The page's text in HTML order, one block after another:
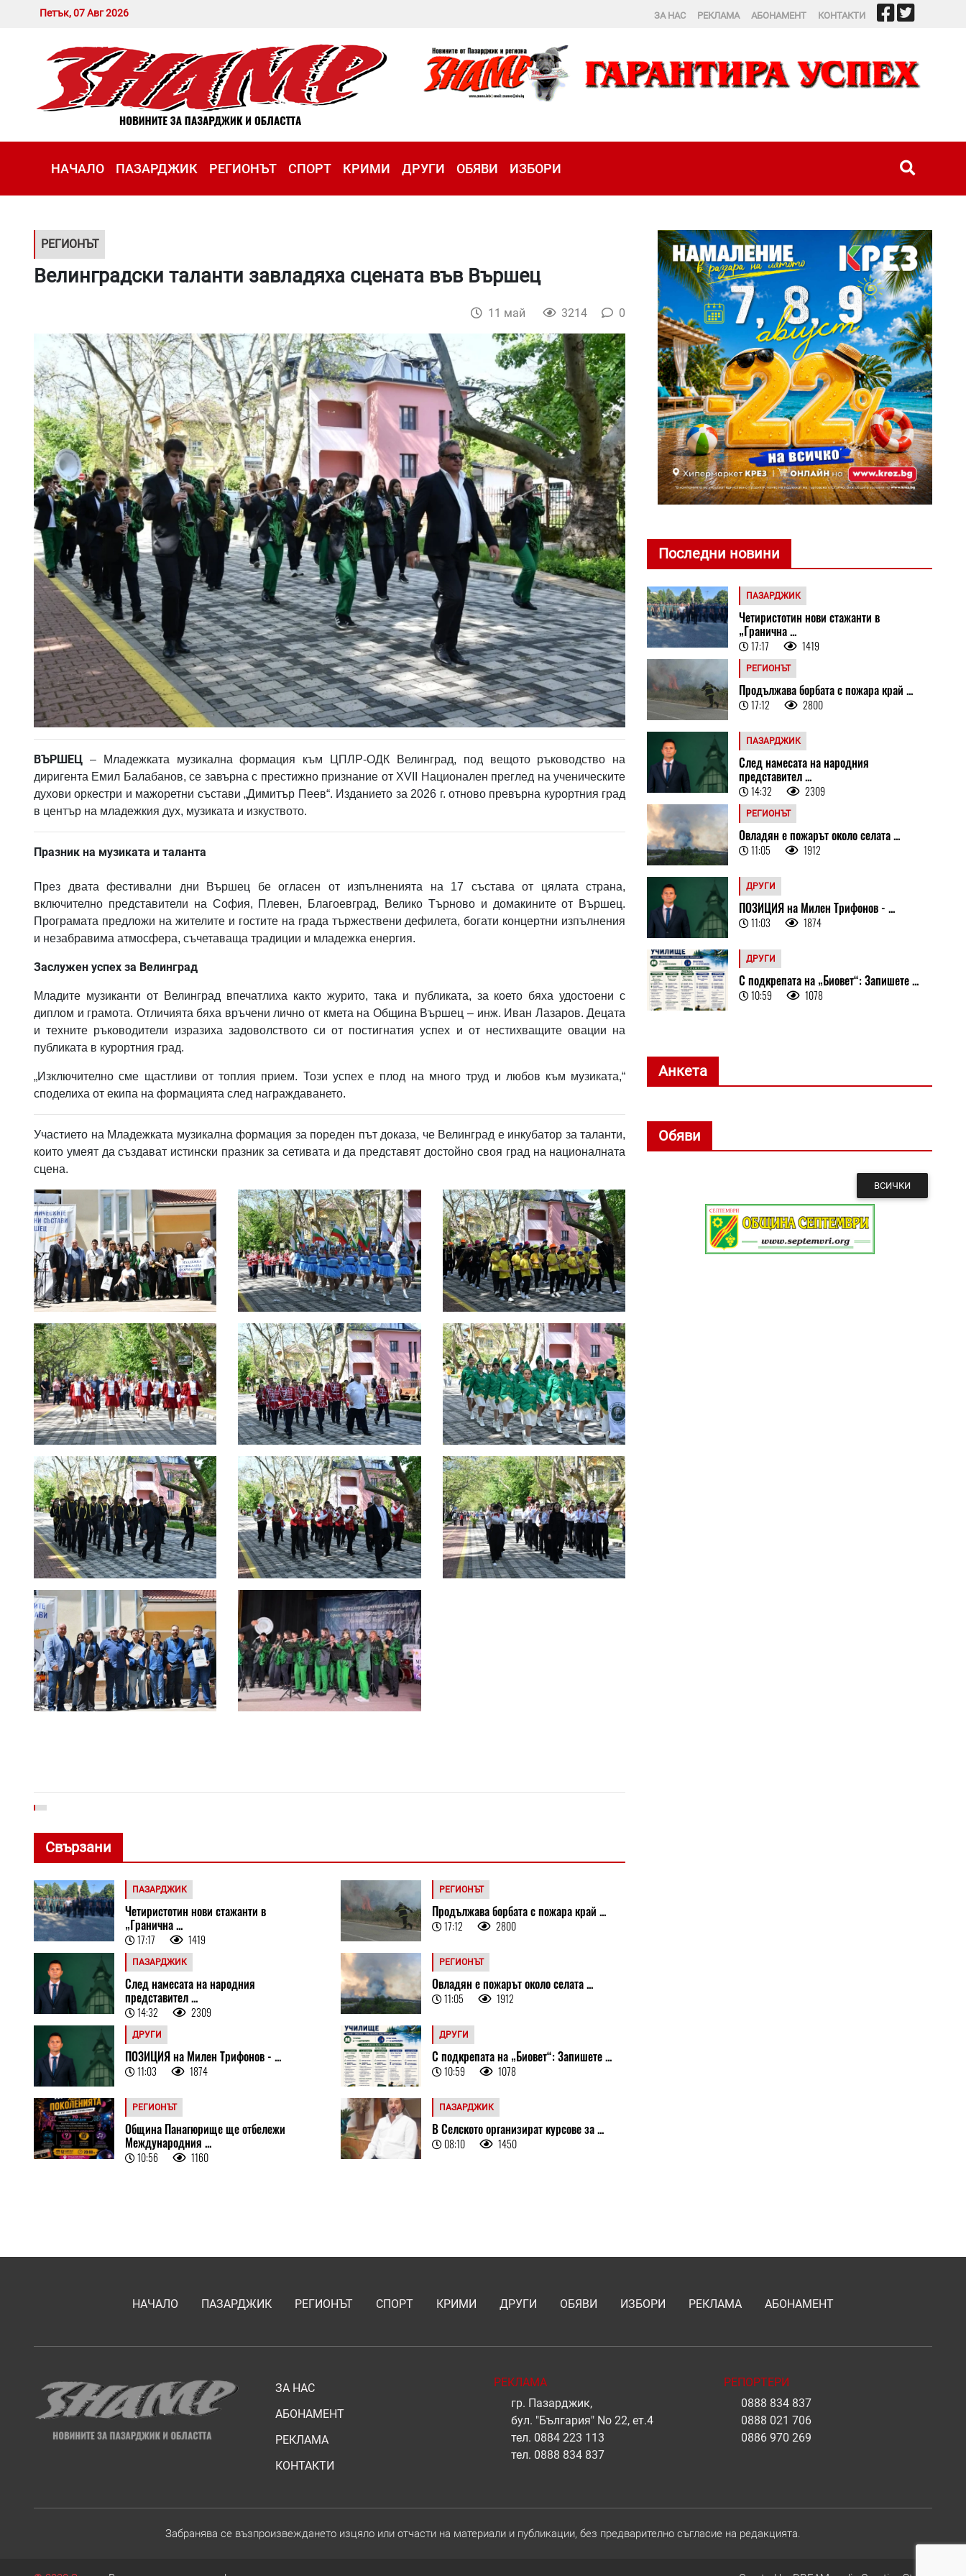
Петък, 07 Авг 2026 ЗА НАС РЕКЛАМА АБОНАМЕНТ КОНТАКТИ
НАЧАЛО ПАЗАРДЖИК РЕГИОНЪТ СПОРТ КРИМИ ДРУГИ ОБЯВИ ИЗБОРИ
РЕГИОНЪТ
Велинградски таланти завладяха сцената във Вършец
11 май 3214 0
ВЪРШЕЦ – Младежката музикална формация към ЦПЛР-ОДК Велинград, под вещото ръководство на
диригента Емил Балабанов, се завърна с престижно признание от XVII Национален преглед на ученическите
духови оркестри и мажоретни състави „Димитър Пеев“. Изданието за 2026 г. отново превърна курортния град
в център на младежкия дух, музиката и изкуството.
Празник на музиката и таланта
През двата фестивални дни Вършец бе огласен от изпълненията на 17 състава от цялата страна,
включително представители на София, Плевен, Благоевград, Велико Търново и домакините от Вършец.
Програмата предложи на жителите и гостите на града тържествени дефилета, богати концертни изпълнения
и незабравима атмосфера, съчетаваща традиции и младежка енергия.
Заслужен успех за Велинград
Младите музиканти от Велинград впечатлиха както журито, така и публиката, за което бяха удостоени с
диплом и грамота. Отличията бяха връчени лично от кмета на Община Вършец – инж. Иван Лазаров. Децата
и техните ръководители изразиха задоволството си от постигнатия успех и от нестихващите овации на
публиката в курортния град.
„Изключително сме щастливи от топлия прием. Този успех е плод на много труд и любов към музиката,“
споделиха от екипа на формацията след награждаването.
Участието на Младежката музикална формация за пореден път доказа, че Велинград е инкубатор за таланти,
които умеят да създават истински празник за сетивата и да представят достойно своя град на националната
сцена.
Свързани
ПАЗАРДЖИК
Четиристотин нови стажанти в
„Гранична ...
17:17 1419
РЕГИОНЪТ
Продължава борбата с пожара край ...
17:12 2800
ПАЗАРДЖИК
След намесата на народния
представител ...
14:32 2309
РЕГИОНЪТ
Овладян е пожарът около селата ...
11:05 1912
ДРУГИ
ПОЗИЦИЯ на Милен Трифонов - ...
11:03 1874
ДРУГИ
С подкрепата на „Биовет“: Запишете ...
10:59 1078
РЕГИОНЪТ
Община Панагюрище ще отбележи
Международния ...
10:56 1160
ПАЗАРДЖИК
В Селското организират курсове за ...
08:10 1450
Последни новини
ПАЗАРДЖИК
Четиристотин нови стажанти в
„Гранична ...
17:17 1419
РЕГИОНЪТ
Продължава борбата с пожара край ...
17:12 2800
ПАЗАРДЖИК
След намесата на народния
представител ...
14:32 2309
РЕГИОНЪТ
Овладян е пожарът около селата ...
11:05 1912
ДРУГИ
ПОЗИЦИЯ на Милен Трифонов - ...
11:03 1874
ДРУГИ
С подкрепата на „Биовет“: Запишете ...
10:59 1078
Анкета
Обяви
ВСИЧКИ
НАЧАЛО ПАЗАРДЖИК РЕГИОНЪТ СПОРТ КРИМИ ДРУГИ ОБЯВИ ИЗБОРИ РЕКЛАМА АБОНАМЕНТ
ЗА НАС
АБОНАМЕНТ
РЕКЛАМА
КОНТАКТИ
РЕКЛАМА
гр. Пазарджик,
бул. "България" No 22, ет.4
тел. 0884 223 113
тел. 0888 834 837
РЕПОРТЕРИ
0888 834 837
0888 021 706
0886 970 269
Забранява се възпроизвеждането изцяло или отчасти на материали и публикации, без предварително съгласие на редакцията.